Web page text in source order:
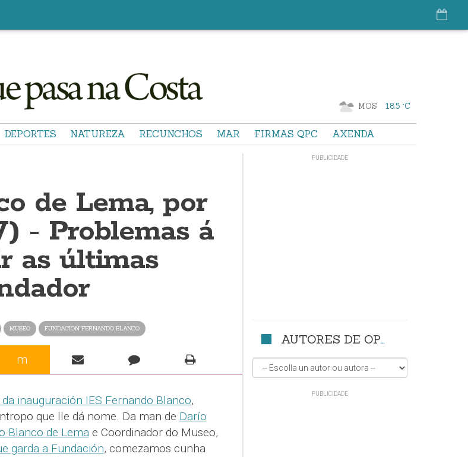
MOS 18.5 °C
DEPORTES NATUREZA RECUNCHOS MAR FIRMAS QPC AXENDA
de Lema, por
- Problemas á
as últimas
MUSEO FUNDACION FERNANDO BLANCO
m
inauguración IES Fernando Blanco,
que lle dá nome. Da man de Darío
Blanco de Lemae Coordinador do Museo,
garda a Fundación, comezamos cunha
AUTORES DE OPINIÓN